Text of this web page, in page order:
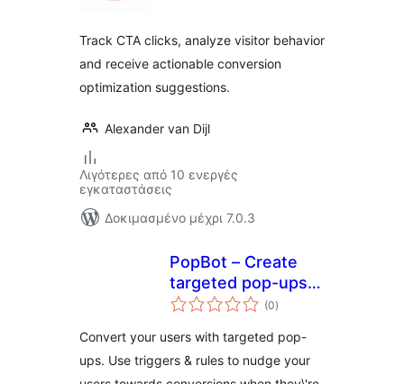
Track CTA clicks, analyze visitor behavior
and receive actionable conversion
optimization suggestions.
Alexander van Dijl
Λιγότερες από 10 ενεργές
εγκαταστάσεις
Δοκιμασμένο μέχρι 7.0.3
PopBot – Create
targeted pop-ups
to convert your
(0αξιολογήσεις
σύνολο
)
Convert your users with targeted pop-
ups. Use triggers & rules to nudge your